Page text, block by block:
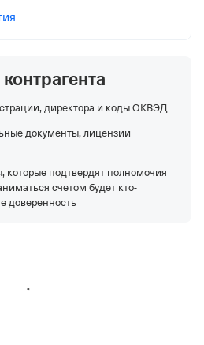
директора и коды ОКВЭД
документы, лицензии
которые подтвердят полномочия
счетом будет кто-
доверенность